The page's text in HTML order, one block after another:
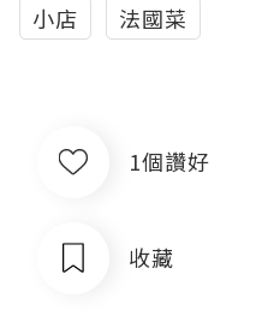
小店 法國菜
1個讚好
收藏